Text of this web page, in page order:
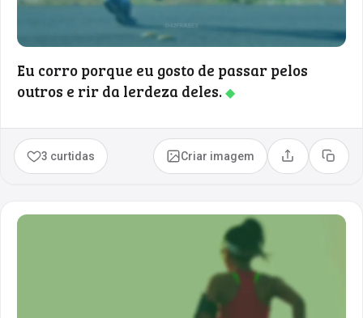
Eu corro porque eu gosto de passar pelos
outros e rir da lerdeza deles.◆
3 curtidas Criar imagem Compartilhar
Copiar